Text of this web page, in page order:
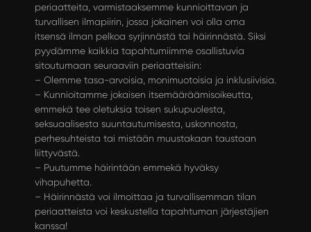
periaatteita, varmistaaksemme kunnioittavan ja
turvallisen ilmapiirin, jossa jokainen voi olla oma
itsensä ilman pelkoa syrjinnästä tai häirinnästä. Siksi
pyydämme kaikkia tapahtumiimme osallistuvia
sitoutumaan seuraaviin periaatteisiin:
– Olemme tasa-arvoisia, monimuotoisia ja inklusiivisia.
– Kunnioitamme jokaisen itsemääräämisoikeutta,
emmekä tee oletuksia toisen sukupuolesta,
seksuaalisesta suuntautumisesta, uskonnosta,
perhesuhteista tai mistään muustakaan taustaan
liittyvästä.
– Puutumme häirintään emmekä hyväksy
vihapuhetta.
– Häirinnästä voi ilmoittaa ja turvallisemman tilan
periaatteista voi keskustella tapahtuman järjestäjien
kanssa!